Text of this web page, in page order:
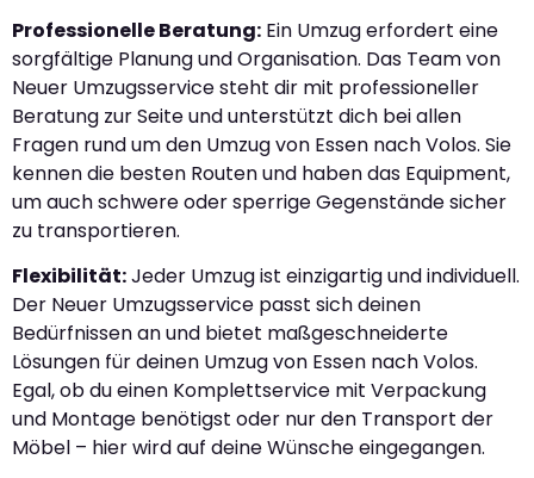
Professionelle Beratung: Ein Umzug erfordert eine
sorgfältige Planung und Organisation. Das Team von
Neuer Umzugsservice steht dir mit professioneller
Beratung zur Seite und unterstützt dich bei allen
Fragen rund um den Umzug von Essen nach Volos. Sie
kennen die besten Routen und haben das Equipment,
um auch schwere oder sperrige Gegenstände sicher
zu transportieren.
Flexibilität:Jeder Umzug ist einzigartig und individuell.
Der Neuer Umzugsservice passt sich deinen
Bedürfnissen an und bietet maßgeschneiderte
Lösungen für deinen Umzug von Essen nach Volos.
Egal, ob du einen Komplettservice mit Verpackung
und Montage benötigst oder nur den Transport der
Möbel – hier wird auf deine Wünsche eingegangen.